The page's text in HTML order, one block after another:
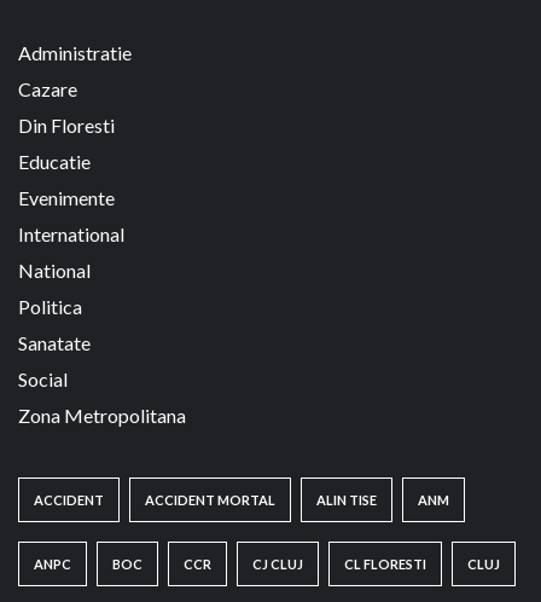
Administratie
Cazare
Din Floresti
Educatie
Evenimente
International
National
Politica
Sanatate
Social
Zona Metropolitana
ACCIDENT ACCIDENT MORTAL ALIN TISE ANM
ANPC BOC CCR CJ CLUJ CL FLORESTI CLUJ